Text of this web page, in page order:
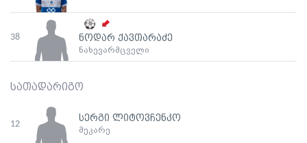
38 ნოდარ ქავთარაძე
ნახევარმცველი
სათადარიგო
12
სერგი ლიტოვჩენკო
მეკარე